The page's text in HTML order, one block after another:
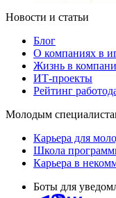
Новости и статьи
Блог
О компаниях в
Жизнь в
ИТ-проекты
Рейтинг
Молодым
Карьера для
Школа
Карьера в
Боты для